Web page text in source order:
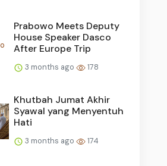
Prabowo Meets Deputy
House Speaker Dasco
After Europe Trip
3 months ago 178
Khutbah Jumat Akhir
Syawal yang Menyentuh
Hati
3 months ago 174